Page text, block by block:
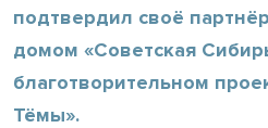
подтвердил своё
домом «Советская
благотворительном
Тёмы».